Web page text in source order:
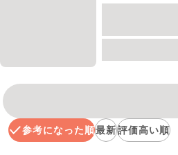
参考になった順最新評価高い順